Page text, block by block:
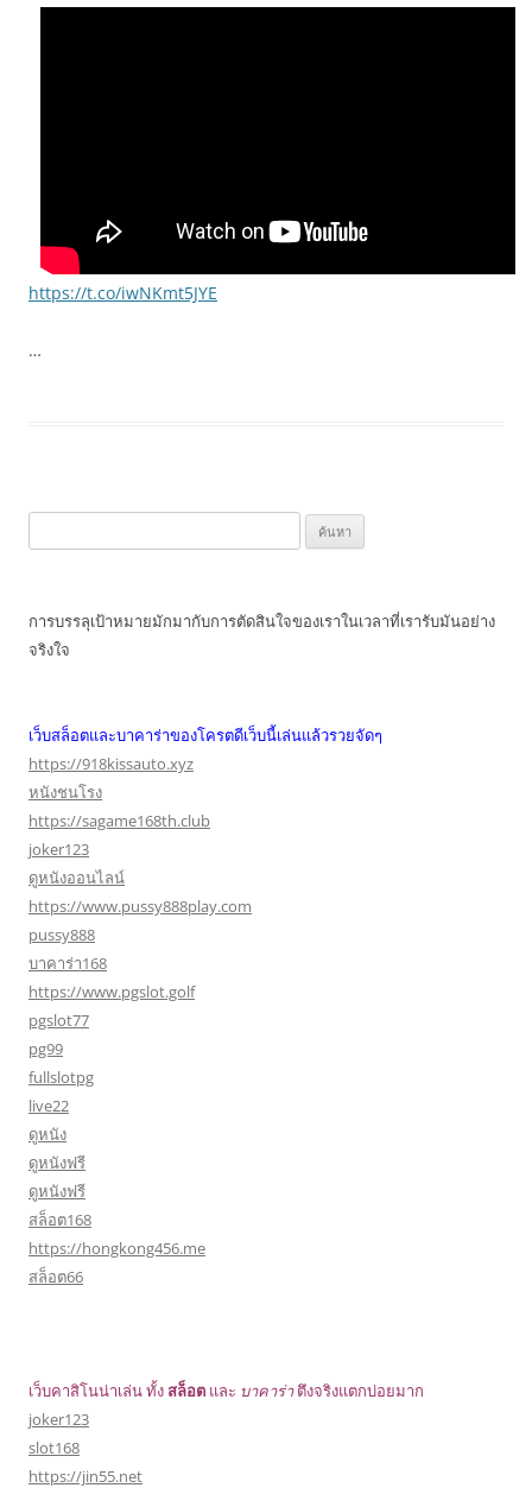
https://t.co/iwNKmt5JYE
…
สำหรับ:
การบรรลุเป้าหมายมักมากับการตัดสินใจของเราในเวลาที่เรารับมันอย่าง
จริงใจ
เว็บสล็อตและบาคาร่าของโครตดีเว็บนี้เล่นแล้วรวยจัดๆ
https://918kissauto.xyz
หนังชนโรง
https://sagame168th.club
joker123
ดูหนังออนไลน์
https://www.pussy888play.com
pussy888
บาคาร่า168
https://www.pgslot.golf
pgslot77
pg99
fullslotpg
live22
ดูหนัง
ดูหนังฟรี
ดูหนังฟรี
สล็อต168
https://hongkong456.me
สล็อต66
เว็บคาสิโนน่าเล่น ทั้งสล็อต และ บาคาร่าตึงจริงแตกบ่อยมาก
joker123
slot168
https://jin55.net